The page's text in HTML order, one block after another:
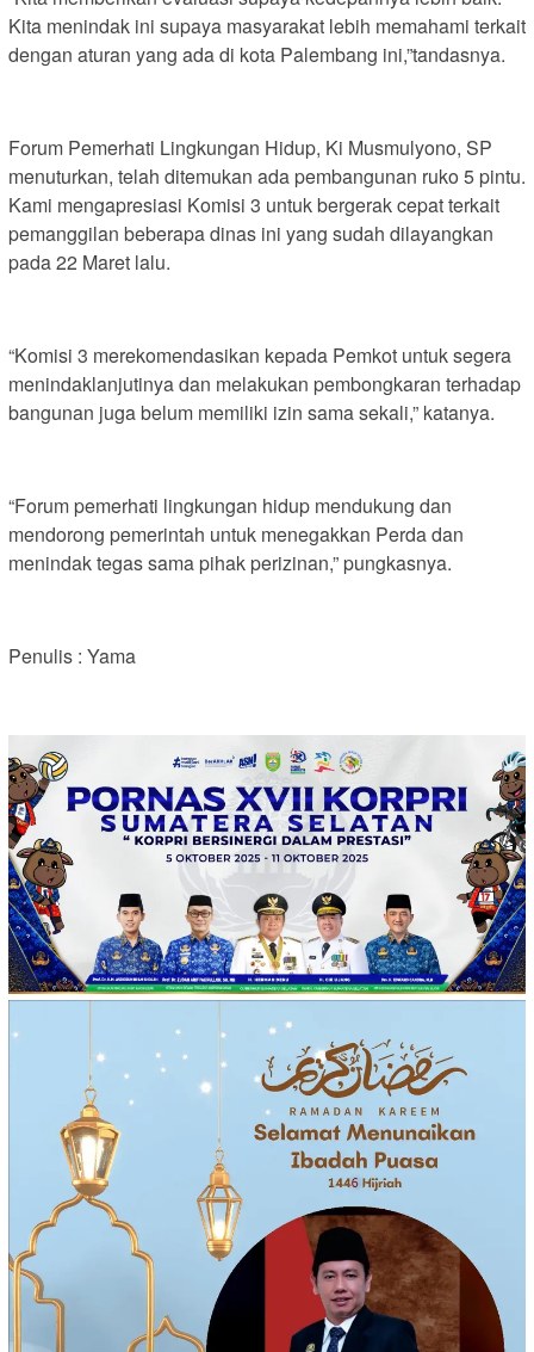
Kita menindak ini supaya masyarakat lebih memahami terkait
dengan aturan yang ada di kota Palembang ini,”tandasnya.
Forum Pemerhati Lingkungan Hidup, Ki Musmulyono, SP
menuturkan, telah ditemukan ada pembangunan ruko 5 pintu.
Kami mengapresiasi Komisi 3 untuk bergerak cepat terkait
pemanggilan beberapa dinas ini yang sudah dilayangkan
pada 22 Maret lalu.
“Komisi 3 merekomendasikan kepada Pemkot untuk segera
menindaklanjutinya dan melakukan pembongkaran terhadap
bangunan juga belum memiliki izin sama sekali,” katanya.
“Forum pemerhati lingkungan hidup mendukung dan
mendorong pemerintah untuk menegakkan Perda dan
menindak tegas sama pihak perizinan,” pungkasnya.
Penulis : Yama